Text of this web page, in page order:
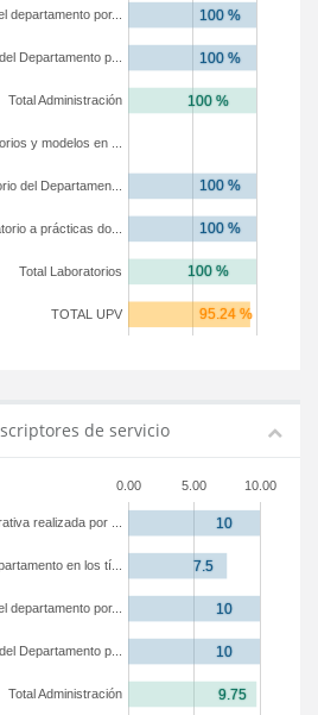
TOTAL UPV
Total Laboratorios
a prácticas do...
del Departamen...
y modelos en ...
Total Administración
Departamento p...
departamento por...
de servicio
0.00 5.00 10.00
Total Administración
Departamento p...
departamento por...
en los tí...
realizada por ...